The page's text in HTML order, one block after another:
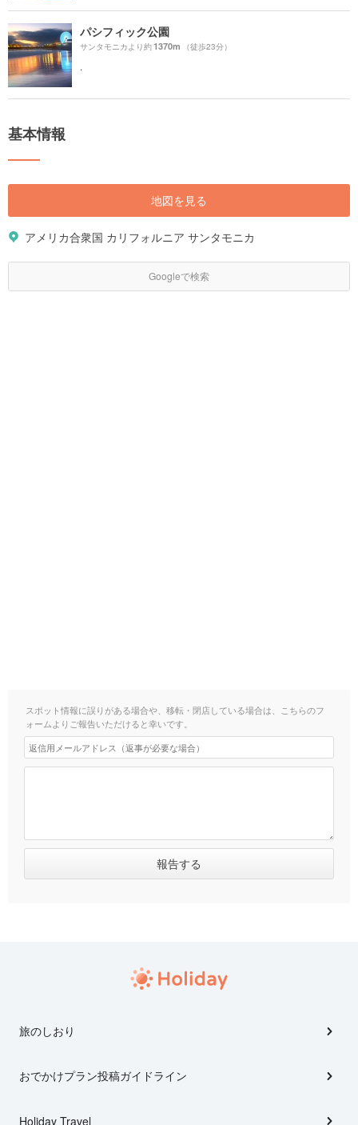
パシフィック公園
サンタモニカより約1370m （徒歩23分）
.
基本情報
地図を見る
アメリカ合衆国 カリフォルニア サンタモニカ
Googleで検索
スポット情報に誤りがある場合や、移転・閉店している場合は、こちらのフ
ォームよりご報告いただけると幸いです。
旅のしおり
おでかけプラン投稿ガイドライン
Holiday Travel